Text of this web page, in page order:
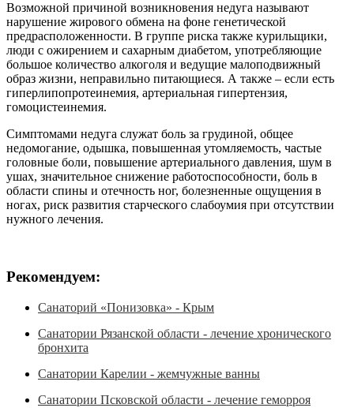
Возможной причиной возникновения недуга называют
нарушение жирового обмена на фоне генетической
предрасположенности. В группе риска также курильщики,
люди с ожирением и сахарным диабетом, употребляющие
большое количество алкоголя и ведущие малоподвижный
образ жизни, неправильно питающиеся. А также – если есть
гиперлипопротеинемия, артериальная гипертензия,
гомоцистеинемия.
Симптомами недуга служат боль за грудиной, общее
недомогание, одышка, повышенная утомляемость, частые
головные боли, повышение артериального давления, шум в
ушах, значительное снижение работоспособности, боль в
области спины и отечность ног, болезненные ощущения в
ногах, риск развития старческого слабоумия при отсутствии
нужного лечения.
Рекомендуем:
Санаторий «Понизовка» - Крым
Санатории Рязанской области - лечение хронического
бронхита
Санатории Карелии - жемчужные ванны
Санатории Псковской области - лечение геморроя